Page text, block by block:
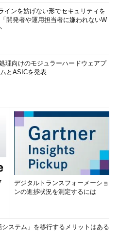
インを妨げない形でセキュリティを
開発者や運用担当者に嫌われないW
理向けのモジュラーハードウェアプ
とASICを発表
デジタルトランスフォーメーショ
ンの進捗状況を測定するには
ステム」を移行するメリットはある